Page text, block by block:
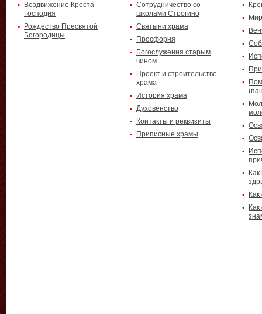
Воздвижение Креста
Господня
Рождество Пресвятой
Богородицы
Сотрудничество со
школами Строгино
Святыни храма
Просфорня
Богослужения старым
чином
Проект и строительство
храма
История храма
Духовенство
Контакты и реквизиты
Приписные храмы
Как